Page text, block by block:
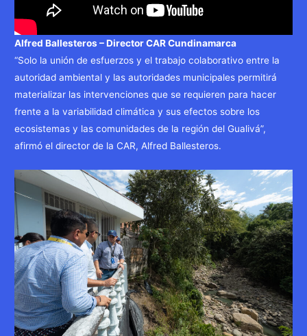
Alfred Ballesteros – Director CAR Cundinamarca
“Solo la unión de esfuerzos y el trabajo colaborativo entre la
autoridad ambiental y las autoridades municipales permitirá
materializar las intervenciones que se requieren para hacer
frente a la variabilidad climática y sus efectos sobre los
ecosistemas y las comunidades de la región del Gualivá”,
afirmó el director de la CAR, Alfred Ballesteros.